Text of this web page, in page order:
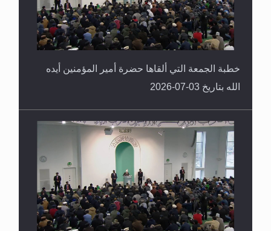
خطبة الجمعة التي ألقاها حضرة أمير المؤمنين أيده
الله بتاريخ 03-07-2026